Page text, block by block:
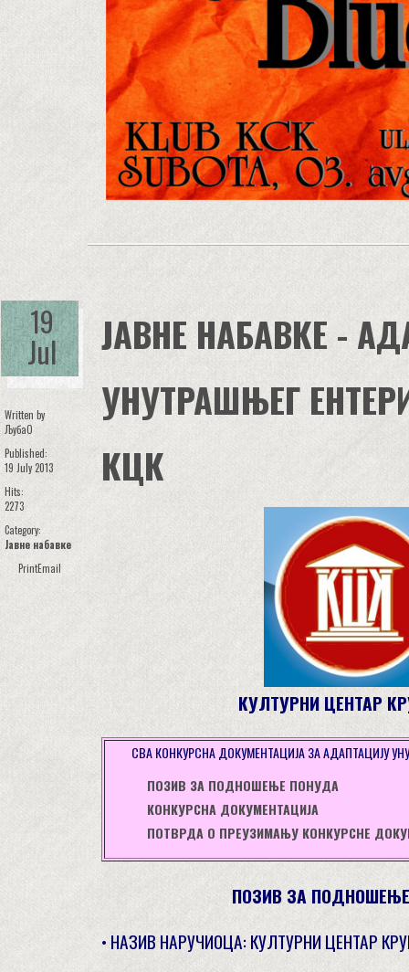
19
Jul
Written by
ЉубаО
Published:
19 July 2013
Hits:
2273
Category:
Јавне набавке
PrintEmail
ЈАВНЕ НАБАВКЕ -
УНУТРАШЊЕГ
КЦК
КУЛТУРНИ ЦЕНТАР
СВА КОНКУРСНА ДОКУМЕНТАЦИЈА ЗА АДАПТАЦИЈУ
ПОЗИВ ЗА ПОДНОШЕЊЕ ПОНУДА
КОНКУРСНА ДОКУМЕНТАЦИЈА
ПОТВРДА О ПРЕУЗИМАЊУ КОНКУРСНЕ
ПОЗИВ ЗА
• НАЗИВ НАРУЧИОЦА: КУЛТУРНИ ЦЕНТАР